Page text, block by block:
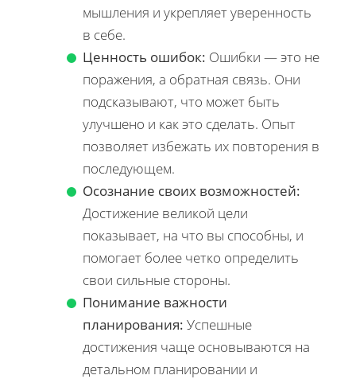
мышления и укрепляет уверенность
в себе.
Ценность ошибок: Ошибки — это не
поражения, а обратная связь. Они
подсказывают, что может быть
улучшено и как это сделать. Опыт
позволяет избежать их повторения в
последующем.
Осознание своих возможностей:
Достижение великой цели
показывает, на что вы способны, и
помогает более четко определить
свои сильные стороны.
Понимание важности
планирования: Успешные
достижения чаще основываются на
детальном планировании и